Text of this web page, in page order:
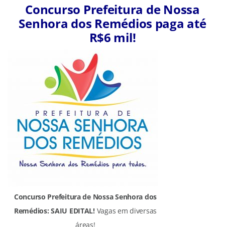
Concurso Prefeitura de Nossa
Senhora dos Remédios paga até
R$6 mil!
Concurso Prefeitura de Nossa Senhora dos
Remédios: SAIU EDITAL!Vagas em diversas
áreas!